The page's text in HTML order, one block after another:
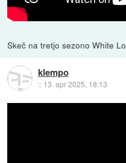
Skeč na tretjo sezono White
klempo
:: 13. apr 2025, 18:13